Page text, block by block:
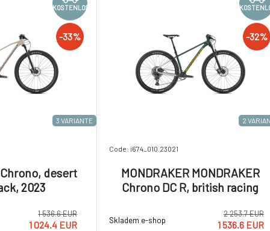
3 VARIANTE
KOSTENLOS
-33%
Chrono, desert
2023
1 536.6 EUR
1 024.4 EUR
2
-32%
Code: i674_010.23021
MONDRAKER MONDRAKER
Chrono DC R, british racing
Skladem e-shop
2 253.7 EUR
1 536.6 EUR